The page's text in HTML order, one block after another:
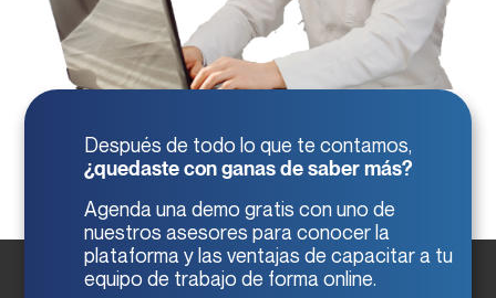
Después de todo lo que te contamos,
¿quedaste con ganas de saber más?
Agenda una demo gratis con uno de
nuestros asesores para conocer la
plataforma y las ventajas de capacitar a tu
equipo de trabajo de forma online.